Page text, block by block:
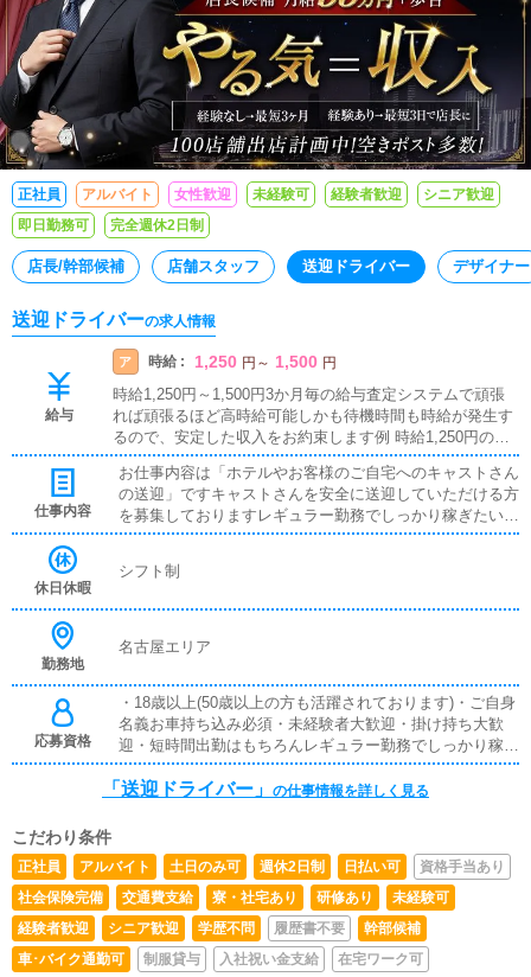
正社員 アルバイト 女性歓迎 未経験可 経験者歓迎
シニア歓迎
即日勤務可
完全週休2日制
店長/幹部候補 店舗スタッフ 送迎ドライバー デザイナー
送迎ドライバーの求人情報
給与
ア 時給 : 1,250 円 ～ 1,500 円
時給1,250円～1,500円3か月毎の給与査定システムで頑張
れば頑張るほど高時給可能しかも待機時間も時給が発生す
るので、安定した収入をお約束します例 時給1,250円の場
合5時間15日出勤 93,750円8時間20日出勤 200,000円例 時
給1,500円の場合5時間15日出勤 112,500円8時間20日出勤 2
40,000円
仕事内容
お仕事内容は「ホテルやお客様のご自宅へのキャストさん
の送迎」ですキャストさんを安全に送迎していただける方
を募集しておりますレギュラー勤務でしっかり稼ぎたい方
はもちろん、副業としてお考えの方も歓迎いたします※ド
務をしなければならないお店が多いですが、当社は単純な
休日休暇
シフト制
勤務地
名古屋エリア
応募資格
・18歳以上(50歳以上の方も活躍されております)・ご自身
名義お車持ち込み必須・未経験者大歓迎・掛け持ち大歓
迎・短時間出勤はもちろんレギュラー勤務でしっかり稼ぎ
たい方大歓迎・業務委託契約になります
「送迎ドライバー」 の仕事情報を詳しく見る
こだわり条件
正社員 アルバイト 土日のみ可 週休2日制 日払い可
資格手当あり
社会保険完備
交通費支給 寮・社宅あり 研修あり
未経験可
経験者歓迎
シニア歓迎 学歴不問 履歴書不要
幹部候補
車･バイク通勤可
制服貸与 入社祝い金支給 在宅ワーク可